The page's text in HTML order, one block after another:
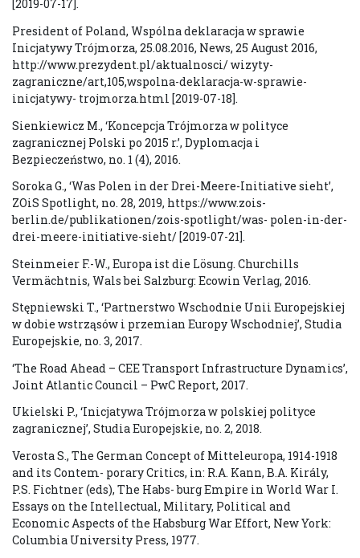
[2019-07-17].
President of Poland, Wspólna deklaracja w sprawie
Inicjatywy Trójmorza, 25.08.2016, News, 25 August 2016,
http://www.prezydent.pl/aktualnosci/ wizyty-
zagraniczne/art,105,wspolna-deklaracja-w-sprawie-
inicjatywy- trojmorza.html [2019-07-18].
Sienkiewicz M., ‘Koncepcja Trójmorza w polityce
zagranicznej Polski po 2015 r.’, Dyplomacja i
Bezpieczeństwo, no. 1 (4), 2016.
Soroka G., ‘Was Polen in der Drei-Meere-Initiative sieht’,
ZOiS Spotlight, no. 28, 2019, https://www.zois-
berlin.de/publikationen/zois-spotlight/was- polen-in-der-
drei-meere-initiative-sieht/ [2019-07-21].
Steinmeier F.-W., Europa ist die Lösung. Churchills
Vermächtnis, Wals bei Salzburg: Ecowin Verlag, 2016.
Stępniewski T., ‘Partnerstwo Wschodnie Unii Europejskiej
w dobie wstrząsów i przemian Europy Wschodniej’, Studia
Europejskie, no. 3, 2017.
‘The Road Ahead – CEE Transport Infrastructure Dynamics’,
Joint Atlantic Council – PwC Report, 2017.
Ukielski P., ‘Inicjatywa Trójmorza w polskiej polityce
zagranicznej’, Studia Europejskie, no. 2, 2018.
Verosta S., The German Concept of Mitteleuropa, 1914-1918
and its Contem- porary Critics, in: R.A. Kann, B.A. Király,
P.S. Fichtner (eds), The Habs- burg Empire in World War I.
Essays on the Intellectual, Military, Political and
Economic Aspects of the Habsburg War Effort, New York:
Columbia University Press, 1977.